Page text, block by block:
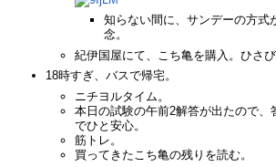
知らない間に、サンデーの方式
念。
紀伊国屋にて、こち亀を購入。ひさび
18時すぎ、バスで帰宅。
ニチヨルタイム。
本日の試験の午前2解答が出たので、
でひと安心。
筋トレ。
買ってきたこち亀の残りを読む。